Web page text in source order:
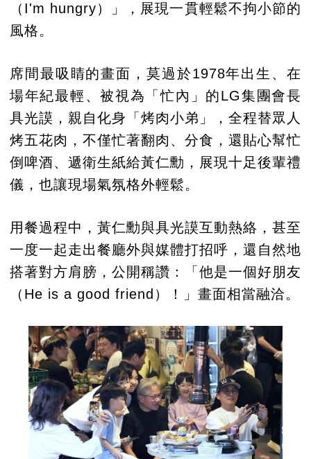
（I'm hungry）」，展現一貫輕鬆不拘小節的
風格。
席間最吸睛的畫面，莫過於1978年出生、在
場年紀最輕、被視為「忙內」的LG集團會長
具光謨，親自化身「烤肉小弟」，全程替眾人
烤五花肉，不僅忙著翻肉、分食，還貼心幫忙
倒啤酒、遞衛生紙給黃仁勳，展現十足後輩禮
儀，也讓現場氣氛格外輕鬆。
用餐過程中，黃仁勳與具光謨互動熱絡，甚至
一度一起走出餐廳外與媒體打招呼，還自然地
搭著對方肩膀，公開稱讚：「他是一個好朋友
（He is a good friend）！」畫面相當融洽。